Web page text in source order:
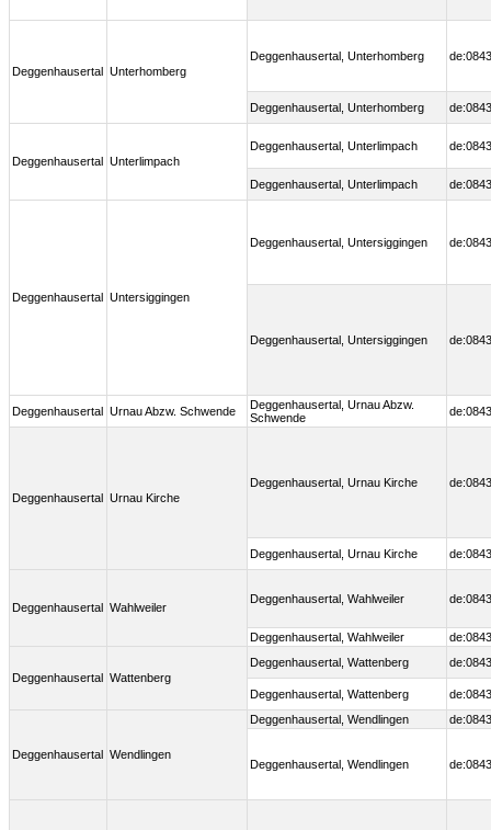
Deggenhausertal Unterhomberg
Deggenhausertal, Unterhomberg
Deggenhausertal, Unterhomberg
Deggenhausertal Unterlimpach
Deggenhausertal, Unterlimpach
Deggenhausertal, Unterlimpach
Deggenhausertal Untersiggingen
Deggenhausertal, Untersiggingen
Deggenhausertal, Untersiggingen
Deggenhausertal Urnau Abzw. Schwende
Deggenhausertal, Urnau Abzw.
Schwende
Deggenhausertal Urnau Kirche
Deggenhausertal, Urnau Kirche
Deggenhausertal, Urnau Kirche
Deggenhausertal Wahlweiler
Deggenhausertal, Wahlweiler
Deggenhausertal, Wahlweiler
Deggenhausertal Wattenberg
Deggenhausertal, Wattenberg
Deggenhausertal, Wattenberg
Deggenhausertal Wendlingen
Deggenhausertal, Wendlingen
Deggenhausertal, Wendlingen